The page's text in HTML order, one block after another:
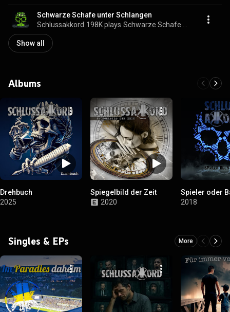
Schwarze Schafe unter Schlangen
Schlussakkord 198K plays
Show all
Albums
Drehbuch
2025
Spiegelbild der Zeit
2020
Spieler oder
2018
Singles & EPs More